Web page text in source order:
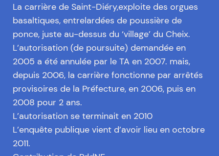
La carrière de Saint-Diéry,exploite des orgues
basaltiques, entrelardées de poussière de
ponce, juste au-dessus du ‘village’ du Cheix.
L’autorisation (de poursuite) demandée en
2005 a été annulée par le TA en 2007. mais,
depuis 2006, la carrière fonctionne par arrêtés
provisoires de la Préfecture, en 2006, puis en
2008 pour 2 ans.
L’autorisation se terminait en 2010
L’enquête publique vient d’avoir lieu en octobre
2011.